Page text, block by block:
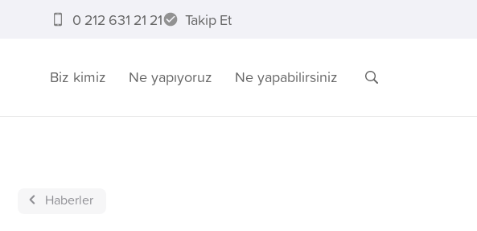
0 212 631 21 21 Takip Et
Biz kimiz Ne yapıyoruz Ne yapabilirsiniz
Haberler